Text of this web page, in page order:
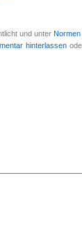
und unter Normen
hinterlassen